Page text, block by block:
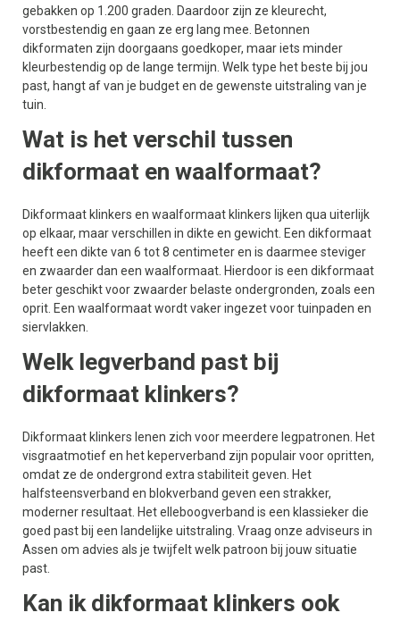
gebakken op 1.200 graden. Daardoor zijn ze kleurecht,
vorstbestendig en gaan ze erg lang mee. Betonnen
dikformaten zijn doorgaans goedkoper, maar iets minder
kleurbestendig op de lange termijn. Welk type het beste bij jou
past, hangt af van je budget en de gewenste uitstraling van je
tuin.
Wat is het verschil tussen
dikformaat en waalformaat?
Dikformaat klinkers en waalformaat klinkers lijken qua uiterlijk
op elkaar, maar verschillen in dikte en gewicht. Een dikformaat
heeft een dikte van 6 tot 8 centimeter en is daarmee steviger
en zwaarder dan een waalformaat. Hierdoor is een dikformaat
beter geschikt voor zwaarder belaste ondergronden, zoals een
oprit. Een waalformaat wordt vaker ingezet voor tuinpaden en
siervlakken.
Welk legverband past bij
dikformaat klinkers?
Dikformaat klinkers lenen zich voor meerdere legpatronen. Het
visgraatmotief en het keperverband zijn populair voor opritten,
omdat ze de ondergrond extra stabiliteit geven. Het
halfsteensverband en blokverband geven een strakker,
moderner resultaat. Het elleboogverband is een klassieker die
goed past bij een landelijke uitstraling. Vraag onze adviseurs in
Assen om advies als je twijfelt welk patroon bij jouw situatie
past.
Kan ik dikformaat klinkers ook